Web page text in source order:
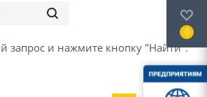
запрос и нажмите кнопку "Найти".
0